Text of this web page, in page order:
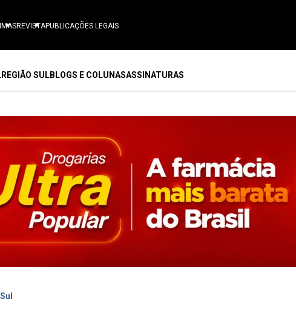
REVISTAPUBLICAÇÕES LEGAIS
REGIÃO SULBLOGS E COLUNASASSINATURAS